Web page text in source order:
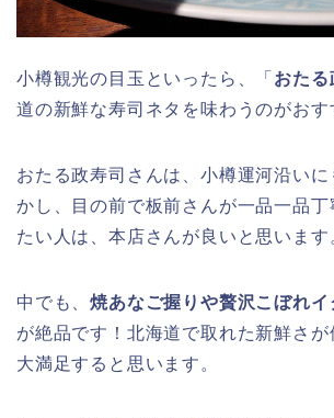
小樽観光の目玉といったら、「 おたる
道の新鮮な寿司ネタを味わうのがおす
おたる政寿司さんは、小樽運河沿いに
かし、目の前で板前さんが一品一品丁
たい人は、本店さんが良いと思います
中でも、焼あなご握りや贅沢こぼれイ
が絶品です！北海道で取れた新鮮さが
大満足すると思います。